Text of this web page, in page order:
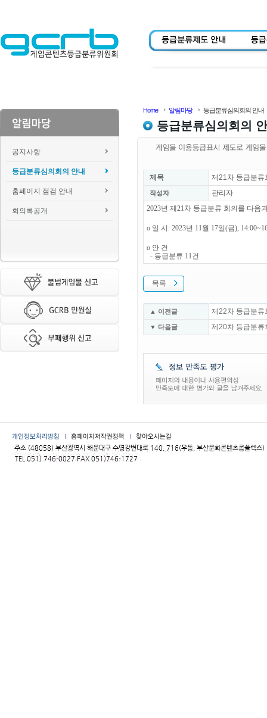
공지사항
등급분류심의회의 안내
홈페이지 점검 안내
회의록공개
Home 알림마당 등급분류심의회의 안내
등급분류심의회의
제목 제21차 등급분류
작성자
관리자
2023년 제21차 등급분류 회의를 다음
o 일 시: 2023년 11월 17일(금),
o 안 건
- 등급분류 11건
목록
▲ 이전글 제22차 등급분류
▼ 다음글 제20차 등급분류